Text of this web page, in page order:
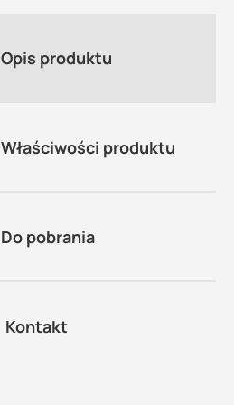
Opis produktu
Właściwości produktu
Do pobrania
Kontakt